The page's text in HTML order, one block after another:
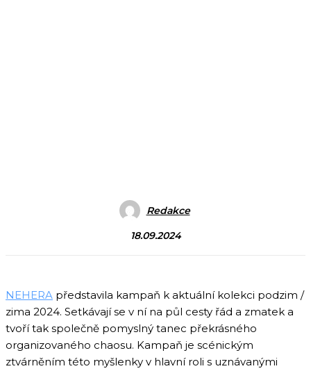
Redakce
18.09.2024
NEHERA představila kampaň k aktuální kolekci podzim /
zima 2024. Setkávají se v ní na půl cesty řád a zmatek a
tvoří tak společně pomyslný tanec překrásného
organizovaného chaosu. Kampaň je scénickým
ztvárněním této myšlenky v hlavní roli s uznávanými